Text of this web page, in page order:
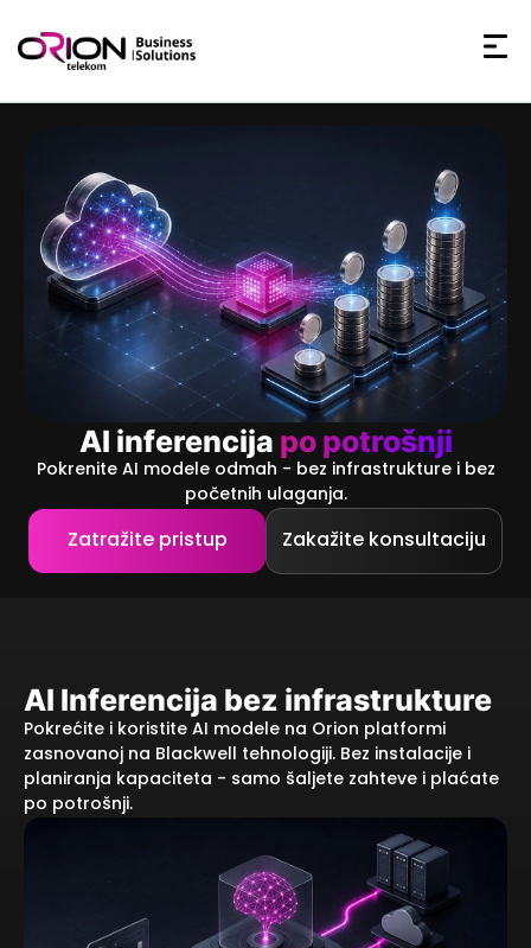
180+
7d
AI inferencijapo potrošnji
Pokrenite AI modele odmah - bez infrastrukture i bez
početnih ulaganja.
Zatražite pristup Zakažite konsultaciju
AI Inferencija bez infrastrukture
Pokrećite i koristite AI modele na Orion platformi
zasnovanoj na Blackwell tehnologiji. Bez instalacije i
planiranja kapaciteta - samo šaljete zahteve i plaćate
po potrošnji.